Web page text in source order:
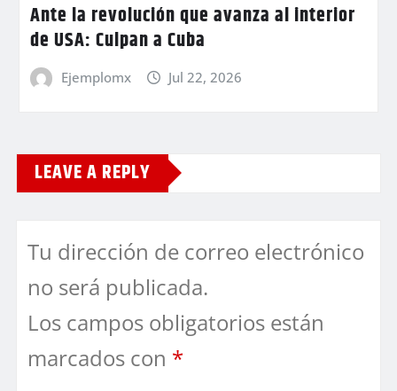
Ante la revolución que avanza al interior
de USA: Culpan a Cuba
Ejemplomx Jul 22, 2026
LEAVE A REPLY
Tu dirección de correo electrónico
no será publicada.
Los campos obligatorios están
marcados con *